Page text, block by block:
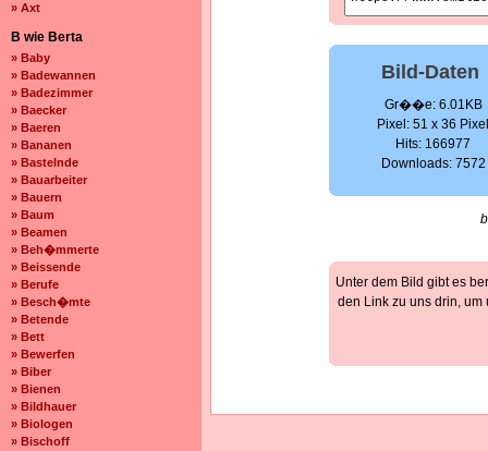
» Axt
B wie Berta
» Baby
» Badewannen
» Badezimmer
» Baecker
» Baeren
» Bananen
» Bastelnde
» Bauarbeiter
» Bauern
» Baum
» Beamen
» Beh�mmerte
» Beissende
» Berufe
» Besch�mte
» Betende
» Bett
» Bewerfen
» Biber
» Bienen
» Bildhauer
» Biologen
» Bischoff
Bild-Daten
Gr��e: 6.01KB
Pixel: 51 x 36
Hits: 166977
Downloads: 7572
Unter dem Bild gibt es
den Link zu uns drin,